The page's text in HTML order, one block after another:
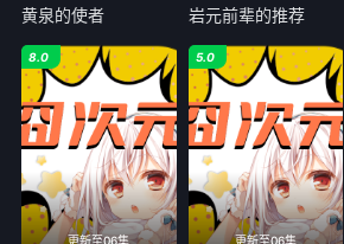
黄泉的使者 岩元前辈的推荐
更新至06集
8.0
更新至06集
5.0